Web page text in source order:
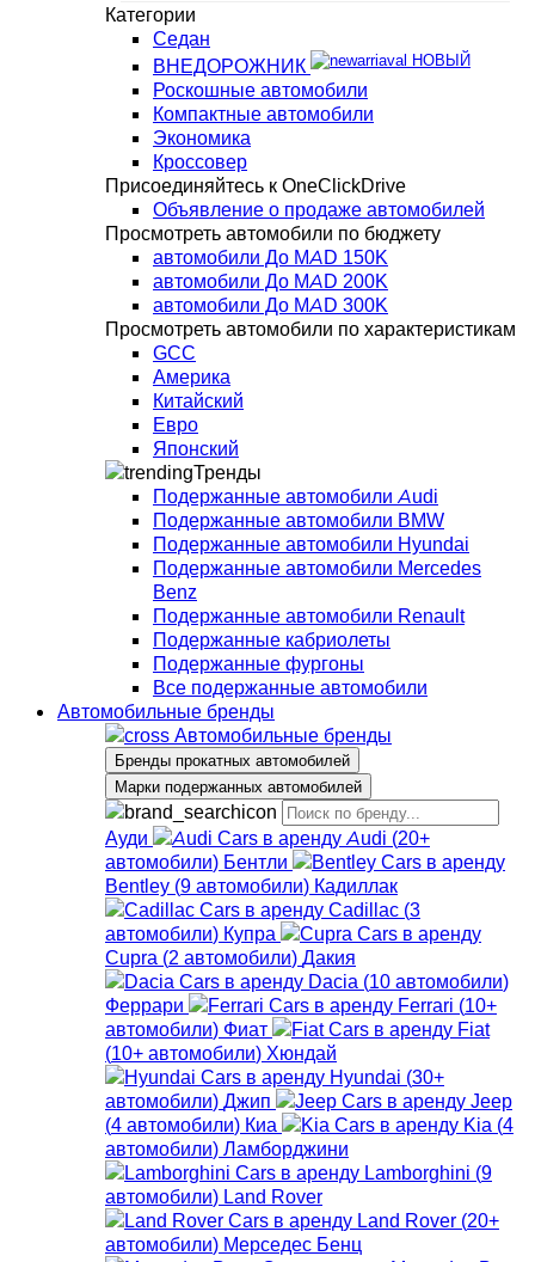
Категории
Седан
ВНЕДОРОЖНИК
НОВЫЙ
Роскошные автомобили
Компактные автомобили
Экономика
Кроссовер
Присоединяйтесь к OneClickDrive
Объявление о продаже автомобилей
Просмотреть автомобили по бюджету
автомобили До MAD 150K
автомобили До MAD 200K
автомобили До MAD 300K
Просмотреть автомобили по характеристикам
GCC
Америка
Китайский
Евро
Японский
Тренды
Подержанные автомобили Audi
Подержанные автомобили BMW
Подержанные автомобили Hyundai
Подержанные автомобили Mercedes
Benz
Подержанные автомобили Renault
Подержанные кабриолеты
Подержанные фургоны
Все подержанные автомобили
Автомобильные бренды
Автомобильные бренды
Бренды прокатных автомобилей
Марки подержанных автомобилей
Ауди Audi (20+
автомобили) Бентли
Bentley (9 автомобили) Кадиллак
Cadillac (3
автомобили) Купра
Cupra (2 автомобили) Дакия
Dacia (10 автомобили)
Феррари
Ferrari (10+
автомобили) Фиат
Fiat
(10+ автомобили) Хюндай
Hyundai (30+
автомобили) Джип
Jeep
(4 автомобили) Киа Kia (4
автомобили) Ламборджини
Lamborghini (9
автомобили) Land Rover
Land Rover (20+
автомобили) Мерседес Бенц